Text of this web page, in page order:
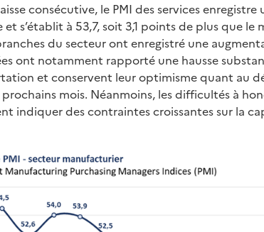
consécutive, le PMI des services enregistre
s’établit à 53,7, soit 3,1 points de plus que le
du secteur ont enregistré une
ont notamment rapporté une hausse
et conservent leur optimisme quant au
mois. Néanmoins, les difficultés à
indiquer des contraintes croissantes sur la